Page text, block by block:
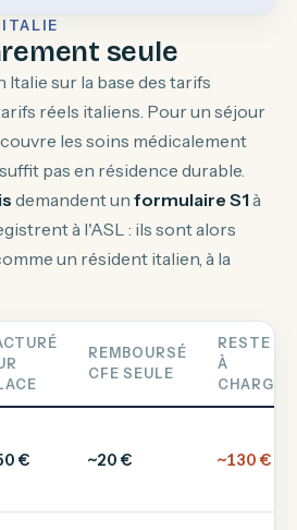
seule
Italie sur la base des tarifs
réels italiens. Pour un séjour
couvre les soins médicalement
pas en résidence durable.
demandent un formulaire S1 à
à l'ASL : ils sont alors
un résident italien, à la
REMBOURSÉ
CFE SEULE
RESTE
À
CHARGE
€ ~20 € ~130 €